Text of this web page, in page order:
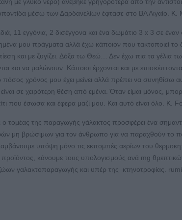
με γλυκό νερό) ανέβηκε γρηγορότερα από την
μέσω των Δαρδανελίων έφτασε στο ΒΑ Αιγαίο.
11 εγγόνια, 2 δισέγγονα και ένα δωμάτιο 3 x 3 σε
μου πράγματα αλλά έχω κάποιον που τακτοποιεί το
και με ζυγίζει. Δόξα τω Θεώ… Δεν έχω πια τα γέλια
και να μαλώνουν. Κάποιοι έρχονται και με
χρόνος μου έχει μείνει αλλά πρέπει να συνηθίσω
σε χειρότερη θέση από εμένα. Όταν είμαι μόνος,
που έσωσα και έφερα μαζί μου. Και αυτό είναι όλο.
ο τομέας της παραγωγής γάλακτος προσφέρει ένα
μη βρώσιμων για τον άνθρωπο για να παραχθούν το
υπόψη μόνο τις εκπομπές αερίων του
κάνουμε τους υπολογισμούς ανά mg
ζώων γαλακτοπαραγωγής και υπέρ της κτηνοτροφίας.